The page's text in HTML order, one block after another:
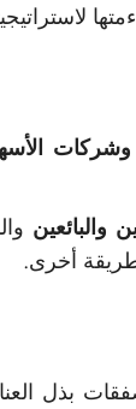
وشركات
والبائعين
أخرى.
بذل